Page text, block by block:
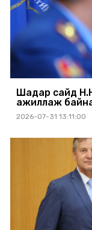
Шадар сайд
ажиллаж
2026-07-31 13:11:00